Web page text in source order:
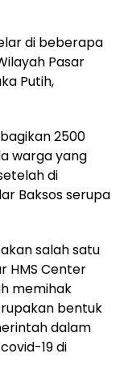
di beberapa
Pasar
Putih,
2500
warga yang
di
Baksos serupa
salah satu
HMS Center
memihak
bentuk
dalam
19 di